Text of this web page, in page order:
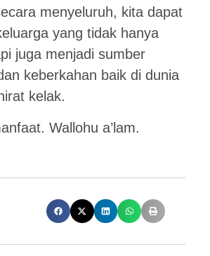
menyeluruh, kita dapat
yang tidak hanya
juga menjadi sumber
keberkahan baik di dunia
kelak.
Wallohu a’lam.